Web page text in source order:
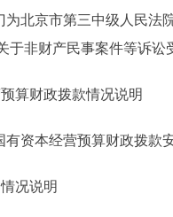
为北京市第三中级人民法
于非财产民事案件等诉讼
财政拨款情况说明
资本经营预算财政拨款
况说明